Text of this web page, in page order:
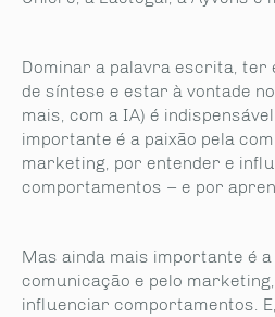
Dominar a palavra escrita, ter
de síntese e estar à vontade
mais, com a IA) é
importante é a paixão pela
marketing, por entender e
comportamentos – e por
Mas ainda mais importante é a
comunicação e pelo
influenciar comportamentos.